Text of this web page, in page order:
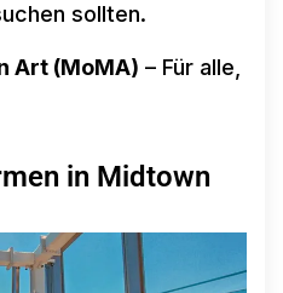
sollten.
Art (MoMA) – Für alle,
in Midtown